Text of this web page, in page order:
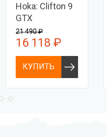
Hoka: Clifton 9
GTX
21 490 ₽
16 118 ₽
КУПИТЬ